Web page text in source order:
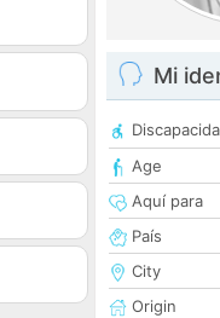
Mi
Age
Aquí para
País
City
Origin